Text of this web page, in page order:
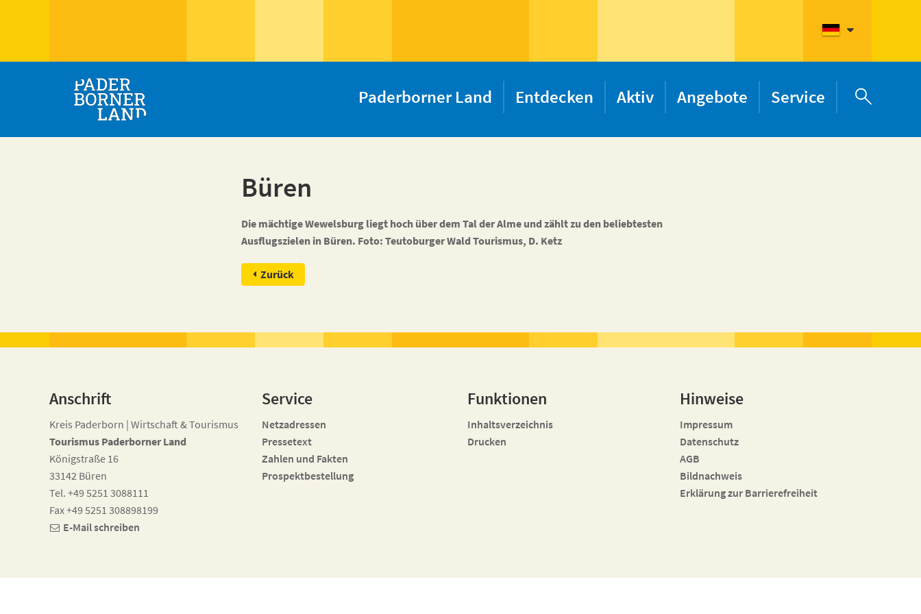

Paderborner Land Entdecken Aktiv Angebote Service
Büren
Die mächtige Wewelsburg liegt hoch über dem Tal der Alme und zählt zu den beliebtesten
Ausflugszielen in Büren. Foto: Teutoburger Wald Tourismus, D. Ketz
Zurück
Anschrift
Kreis Paderborn | Wirtschaft & Tourismus
Tourismus Paderborner Land
Königstraße 16
33142 Büren
Tel. +49 5251 3088111
Fax +49 5251 308898199
E-Mail schreiben
Service
Netzadressen
Pressetext
Zahlen und Fakten
Prospektbestellung
Funktionen
Inhaltsverzeichnis
Drucken
Hinweise
Impressum
Datenschutz
AGB
Bildnachweis
Erklärung zur Barrierefreiheit